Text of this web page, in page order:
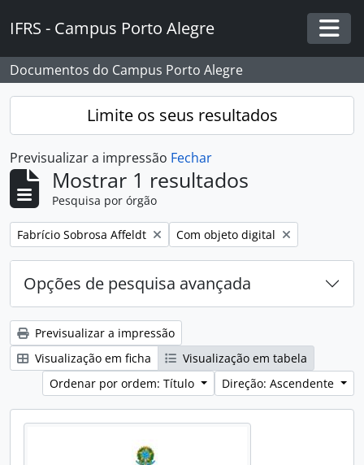
IFRS - Campus Porto Alegre
Documentos do Campus Porto Alegre
Limite os seus resultados
Previsualizar a impressão Fechar
Mostrar 1 resultados
Pesquisa por órgão
Remover filtro:
Fabrício Sobrosa Affeldt Remover filtro:
Com objeto digital
Opções de pesquisa avançada
Previsualizar a impressão
Visualização em ficha
Visualização em tabela
Ordenar por ordem: Título
Direção: Ascendente